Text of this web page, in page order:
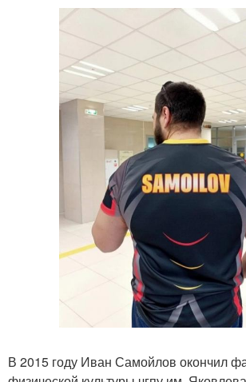
В 2015 году Иван Самойлов окончил